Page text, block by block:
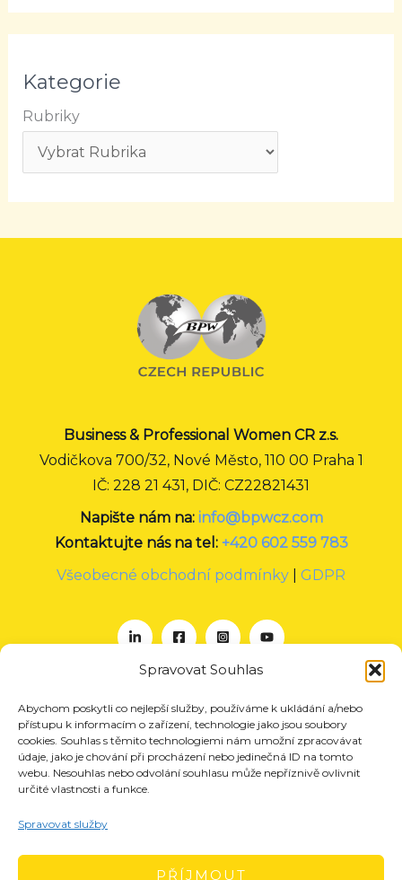
Spravovat Souhlas
Abychom poskytli co nejlepší služby, používáme k ukládání a/nebo
přístupu k informacím o zařízení, technologie jako jsou soubory
cookies. Souhlas s těmito technologiemi nám umožní zpracovávat
údaje, jako je chování při procházení nebo jedinečná ID na tomto
webu. Nesouhlas nebo odvolání souhlasu může nepříznivě ovlivnit
určité vlastnosti a funkce.
Spravovat služby
PŘÍJMOUT
Kategorie
Rubriky
Business & Professional Women CR z.s.
Vodičkova 700/32, Nové Město, 110 00 Praha 1
IČ: 228 21 431, DIČ: CZ22821431
Napište nám na: info@bpwcz.com
Kontaktujte nás na tel: +420 602 559 783
Všeobecné obchodní podmínky
GDPR
O nás
Projekty
Členství
Kontakt